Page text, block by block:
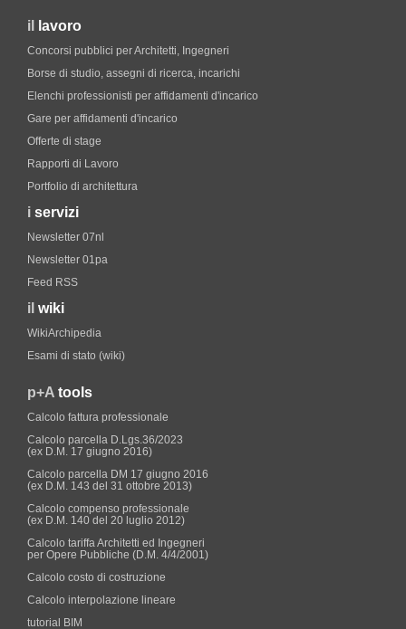
il lavoro
Concorsi pubblici per Architetti, Ingegneri
Borse di studio, assegni di ricerca, incarichi
Elenchi professionisti per affidamenti d'incarico
Gare per affidamenti d'incarico
Offerte di stage
Rapporti di Lavoro
Portfolio di architettura
i servizi
Newsletter 07nl
Newsletter 01pa
Feed RSS
il wiki
WikiArchipedia
Esami di stato (wiki)
p+A tools
Calcolo fattura professionale
Calcolo parcella D.Lgs.36/2023
(ex D.M. 17 giugno 2016)
Calcolo parcella DM 17 giugno 2016
(ex D.M. 143 del 31 ottobre 2013)
Calcolo compenso professionale
(ex D.M. 140 del 20 luglio 2012)
Calcolo tariffa Architetti ed Ingegneri
per Opere Pubbliche (D.M. 4/4/2001)
Calcolo costo di costruzione
Calcolo interpolazione lineare
tutorial BIM